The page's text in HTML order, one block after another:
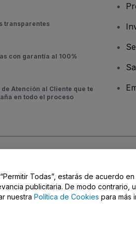
transparentes
con garantía al 100%
de Atención al Cliente que te
en todo el proceso
personal/Tus opciones de
Todas”, estarás de acuerdo
publicitaria. De modo contrario,
nuestra Política de Cookies para más